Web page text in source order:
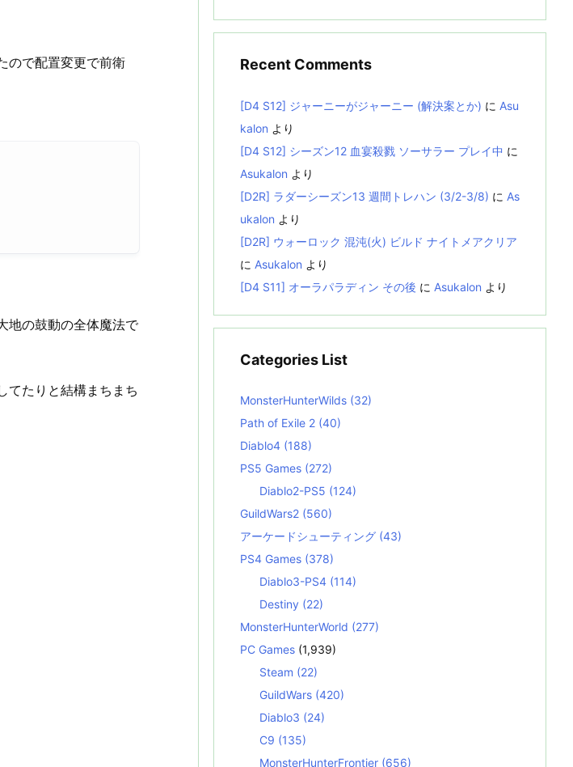
ので配置変更で前衛
地の鼓動の全体魔法で
てたりと結構まちまち
Recent Comments
[D4 S12] ジャーニーがジャーニー (解決案とか) に Asu
kalon より
[D4 S12] シーズン12 血宴殺戮 ソーサラー プレイ中 に
Asukalon より
[D2R] ラダーシーズン13 週間トレハン (3/2-3/8) に As
ukalon より
[D2R] ウォーロック 混沌(火) ビルド ナイトメアクリア
に Asukalon より
[D4 S11] オーラパラディン その後 に Asukalon より
Categories List
MonsterHunterWilds (32)
Path of Exile 2 (40)
Diablo4 (188)
PS5 Games (272)
Diablo2-PS5 (124)
GuildWars2 (560)
アーケードシューティング (43)
PS4 Games (378)
Diablo3-PS4 (114)
Destiny (22)
MonsterHunterWorld (277)
PC Games (1,939)
Steam (22)
GuildWars (420)
Diablo3 (24)
C9 (135)
MonsterHunterFrontier (656)